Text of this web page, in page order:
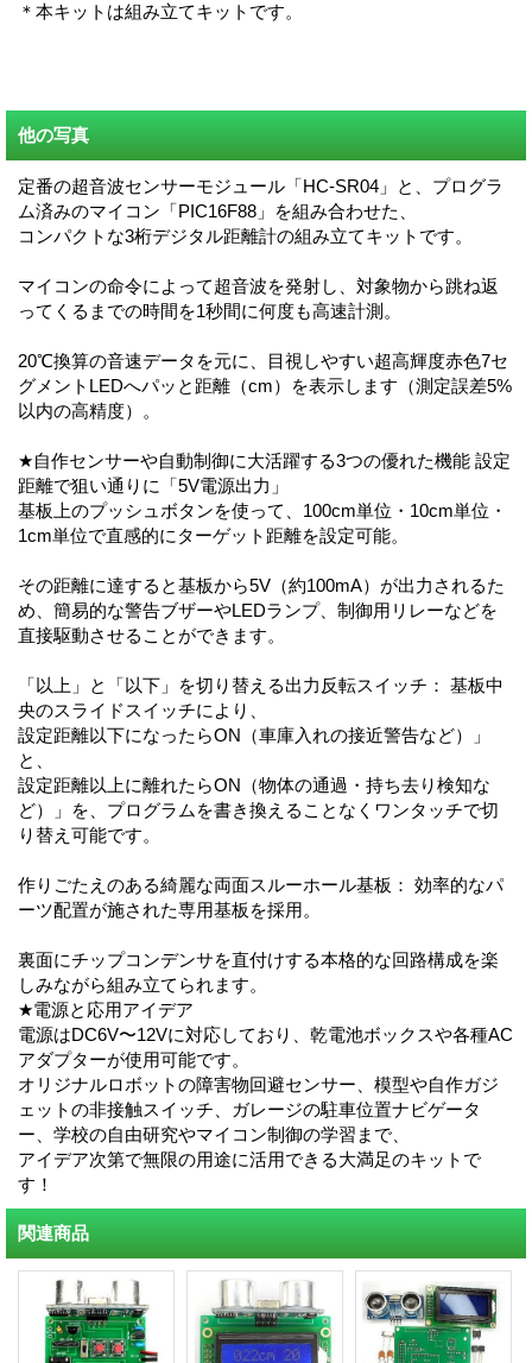
＊本キットは組み立てキットです。
他の写真
定番の超音波センサーモジュール「HC-SR04」と、プログラ
ム済みのマイコン「PIC16F88」を組み合わせた、
コンパクトな3桁デジタル距離計の組み立てキットです。
マイコンの命令によって超音波を発射し、対象物から跳ね返
ってくるまでの時間を1秒間に何度も高速計測。
20℃換算の音速データを元に、目視しやすい超高輝度赤色7セ
グメントLEDへパッと距離（cm）を表示します（測定誤差5%
以内の高精度）。
★自作センサーや自動制御に大活躍する3つの優れた機能 設定
距離で狙い通りに「5V電源出力」
基板上のプッシュボタンを使って、100cm単位・10cm単位・
1cm単位で直感的にターゲット距離を設定可能。
その距離に達すると基板から5V（約100mA）が出力されるた
め、簡易的な警告ブザーやLEDランプ、制御用リレーなどを
直接駆動させることができます。
「以上」と「以下」を切り替える出力反転スイッチ： 基板中
央のスライドスイッチにより、
設定距離以下になったらON（車庫入れの接近警告など）」
と、
設定距離以上に離れたらON（物体の通過・持ち去り検知な
ど）」を、プログラムを書き換えることなくワンタッチで切
り替え可能です。
作りごたえのある綺麗な両面スルーホール基板： 効率的なパ
ーツ配置が施された専用基板を採用。
裏面にチップコンデンサを直付けする本格的な回路構成を楽
しみながら組み立てられます。
★電源と応用アイデア
電源はDC6V〜12Vに対応しており、乾電池ボックスや各種AC
アダプターが使用可能です。
オリジナルロボットの障害物回避センサー、模型や自作ガジ
ェットの非接触スイッチ、ガレージの駐車位置ナビゲータ
ー、学校の自由研究やマイコン制御の学習まで、
アイデア次第で無限の用途に活用できる大満足のキットで
す！
関連商品